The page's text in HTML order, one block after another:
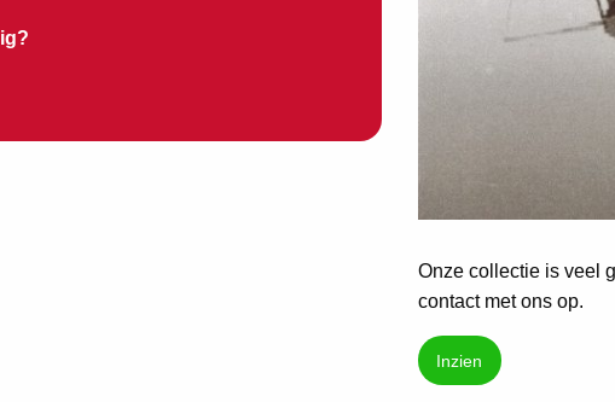
Onze collectie is veel
contact met ons op.
Inzien